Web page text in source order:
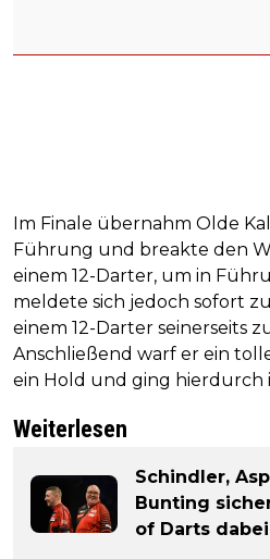
Im Finale übernahm Olde
Führung und breakte den
einem 12-Darter, um in
meldete sich jedoch sofort
einem 12-Darter seinerseits
Anschließend warf er ein
ein Hold und ging hierdurch
Weiterlesen
Schindler,
Bunting
of Darts dabei